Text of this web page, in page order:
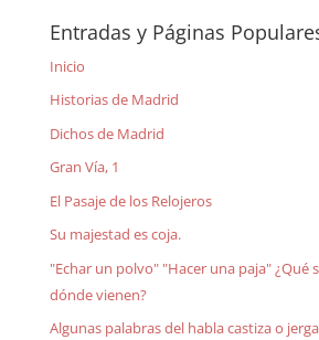
Entradas y Páginas
Inicio
Historias de Madrid
Dichos de Madrid
Gran Vía, 1
El Pasaje de los Relojeros
Su majestad es coja.
"Echar un polvo" "Hacer una paja" ¿Qué
dónde vienen?
Algunas palabras del habla castiza o